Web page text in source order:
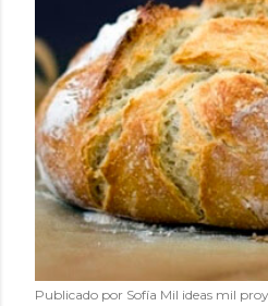
Publicado por Sofía Mil ideas mil